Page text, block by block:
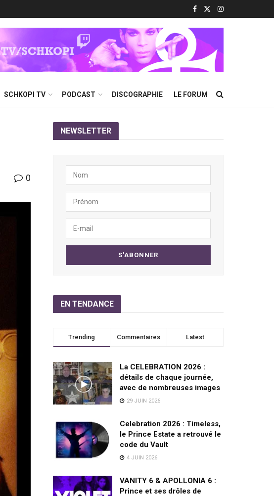
SCHKOPI TV PODCAST DISCOGRAPHIE LE FORUM
0
NEWSLETTER
EN TENDANCE
Trending Commentaires Latest
La CELEBRATION 2026 :
détails de chaque journée,
avec de nombreuses images
29 JUIN 2026
Celebration 2026 : Timeless,
le Prince Estate a retrouvé le
code du Vault
4 JUIN 2026
VANITY 6 & APOLLONIA 6 :
Prince et ses drôles de